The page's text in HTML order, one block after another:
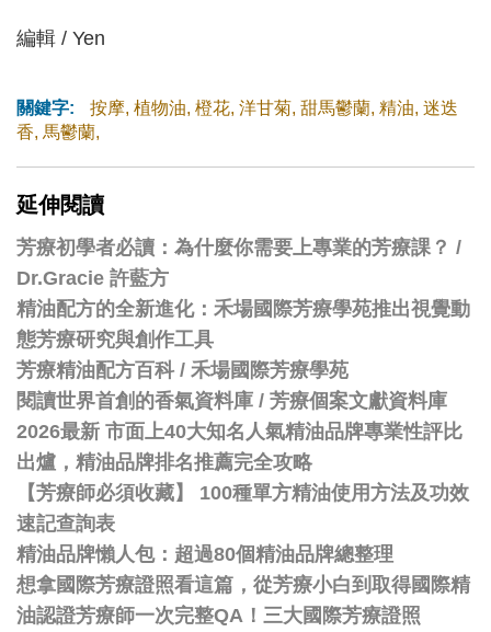
編輯 / Yen
關鍵字: 按摩, 植物油, 橙花, 洋甘菊, 甜馬鬱蘭, 精油, 迷迭
香, 馬鬱蘭,
延伸閱讀
芳療初學者必讀：為什麼你需要上專業的芳療課？ /
Dr.Gracie 許藍方
精油配方的全新進化：禾場國際芳療學苑推出視覺動
態芳療研究與創作工具
芳療精油配方百科 / 禾場國際芳療學苑
閱讀世界首創的香氣資料庫 / 芳療個案文獻資料庫
2026最新 市面上40大知名人氣精油品牌專業性評比
出爐，精油品牌排名推薦完全攻略
【芳療師必須收藏】 100種單方精油使用方法及功效
速記查詢表
精油品牌懶人包：超過80個精油品牌總整理
想拿國際芳療證照看這篇，從芳療小白到取得國際精
油認證芳療師一次完整QA！三大國際芳療證照